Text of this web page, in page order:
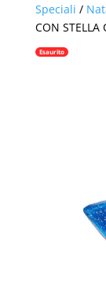
Speciali /
CON STELLA
Esaurito